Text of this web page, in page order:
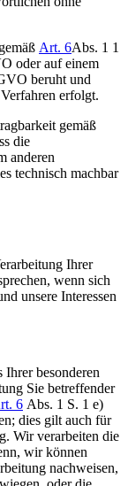
Art. 6Abs. 1 1
oder auf einem
beruht und
erfolgt.
gemäß
die
anderen
technisch machbar
Ihrer
wenn sich
unsere Interessen
Ihrer besonderen
Sie betreffender
6 Abs. 1 S. 1 e)
dies gilt auch für
Wir verarbeiten die
wir können
nachweisen,